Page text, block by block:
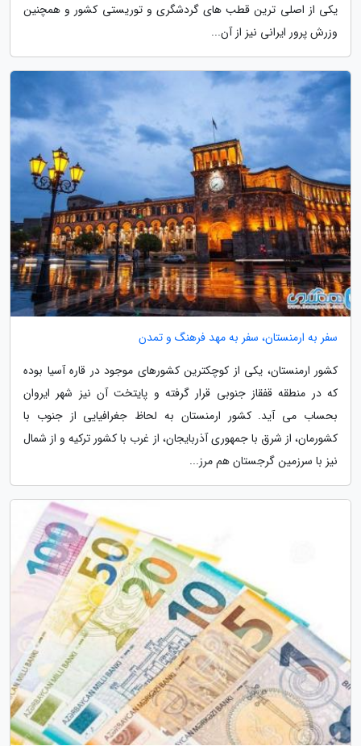
یکی از اصلی ترین قطب های گردشگری و توریستی کشور و همچنین
وزرش پرور ایرانی نیز از آن...
سفر به ارمنستان، سفر به مهد فرهنگ و تمدن
کشور ارمنستان، یکی از کوچکترین کشورهای موجود در قاره آسیا بوده
که در منطقه قفقاز جنوبی قرار گرفته و پایتخت آن نیز شهر ایروان
بحساب می آید. کشور ارمنستان به لحاظ جغرافیایی از جنوب با
کشورمان، از شرق با جمهوری آذربایجان، از غرب با کشور ترکیه و از شمال
نیز با سرزمین گرجستان هم مرز...